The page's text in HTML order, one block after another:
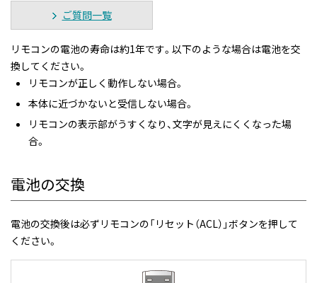
ご質問一覧
リモコンの電池の寿命は約1年です。以下のような場合は電池を交
換してください。
リモコンが正しく動作しない場合。
本体に近づかないと受信しない場合。
リモコンの表示部がうすくなり、文字が見えにくくなった場
合。
電池の交換
電池の交換後は必ずリモコンの「リセット（ACL）」ボタンを押して
ください。